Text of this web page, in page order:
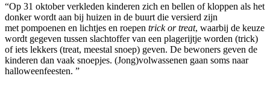
“Op 31 oktober verkleden kinderen zich en bellen of kloppen als het
donker wordt aan bij huizen in de buurt die versierd zijn
met pompoenen en lichtjes en roepen trick or treat, waarbij de keuze
wordt gegeven tussen slachtoffer van een plagerijtje worden (trick)
of iets lekkers (treat, meestal snoep) geven. De bewoners geven de
kinderen dan vaak snoepjes. (Jong)volwassenen gaan soms naar
halloweenfeesten. ”